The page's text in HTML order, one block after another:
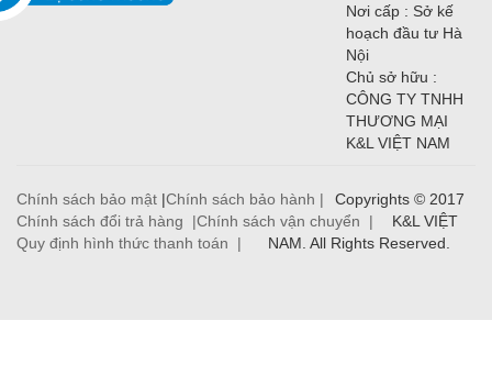
Nơi cấp : Sở kế
hoạch đầu tư Hà
Nội
Chủ sở hữu :
CÔNG TY TNHH
THƯƠNG MẠI
K&L VIỆT NAM
Chính sách bảo mật |Chính sách bảo hành |
Chính sách đổi trả hàng |Chính sách vận chuyển |
Quy định hình thức thanh toán |
Copyrights © 2017
K&L VIỆT
NAM. All Rights Reserved.